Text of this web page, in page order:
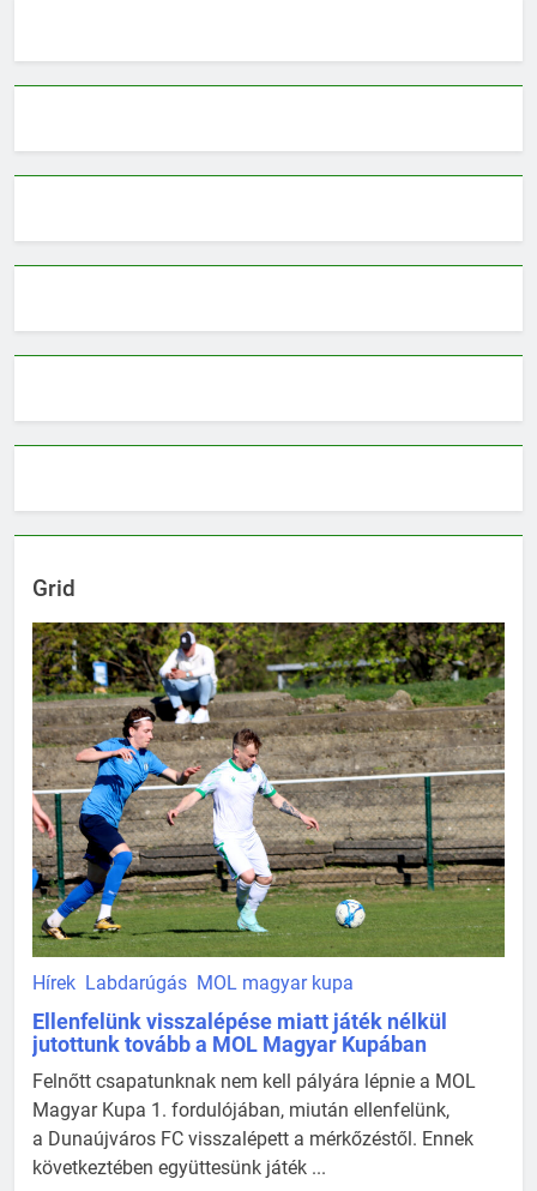
Grid
Hírek Labdarúgás MOL magyar kupa
Ellenfelünk visszalépése miatt játék nélkül
jutottunk tovább a MOL Magyar Kupában
Felnőtt csapatunknak nem kell pályára lépnie a MOL
Magyar Kupa 1. fordulójában, miután ellenfelünk,
a Dunaújváros FC visszalépett a mérkőzéstől. Ennek
következtében együttesünk játék ...